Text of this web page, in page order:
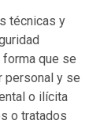
técnicas y
que se
personal y se
o ilícita
o tratados